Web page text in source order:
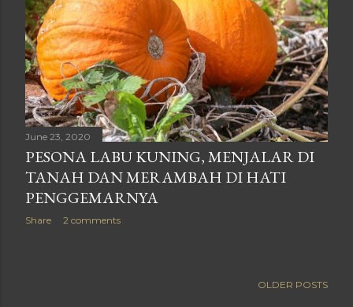
June 23, 2020
PESONA LABU KUNING, MENJALAR DI
TANAH DAN MERAMBAH DI HATI
PENGGEMARNYA
Share 2 comments
OLDER POSTS